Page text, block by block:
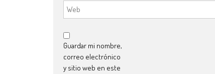
Guardar mi nombre,
correo electrónico
y sitio web en este